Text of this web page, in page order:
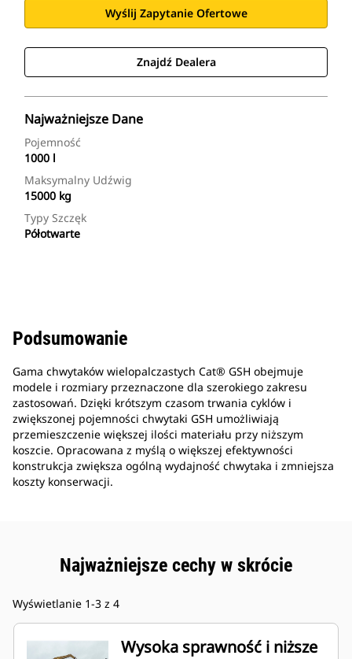
Wyślij Zapytanie Ofertowe
Znajdź Dealera
Najważniejsze Dane
Pojemność
1000 l
Maksymalny Udźwig
15000 kg
Typy Szczęk
Półotwarte
Podsumowanie
Gama chwytaków wielopalczastych Cat® GSH obejmuje
modele i rozmiary przeznaczone dla szerokiego zakresu
zastosowań. Dzięki krótszym czasom trwania cyklów i
zwiększonej pojemności chwytaki GSH umożliwiają
przemieszczenie większej ilości materiału przy niższym
koszcie. Opracowana z myślą o większej efektywności
konstrukcja zwiększa ogólną wydajność chwytaka i zmniejsza
koszty konserwacji.
Najważniejsze cechy w skrócie
Wyświetlanie 1-3 z 4
Wysoka sprawność i niższe